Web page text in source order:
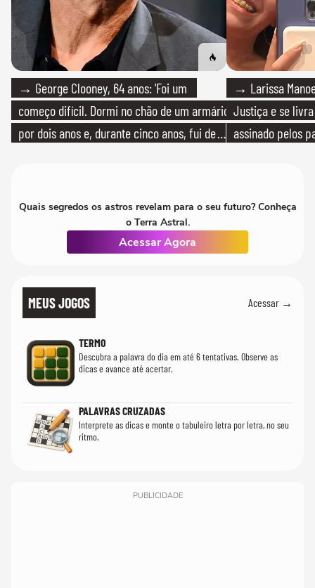
→ George Clooney, 64 anos: 'Foi um
começo difícil. Dormi no chão de um armário
por dois anos e, durante cinco anos, fui de
→ Larissa
Justiça e se
assinado pelos
Quais segredos os astros revelam para o seu futuro? Conheça
o Terra Astral.
Acessar Agora
MEUS JOGOS Acessar →
TERMO
Descubra a palavra do dia em até 6 tentativas. Observe as
dicas e avance até acertar.
PALAVRAS CRUZADAS
Interprete as dicas e monte o tabuleiro letra por letra, no seu
ritmo.
PUBLICIDADE